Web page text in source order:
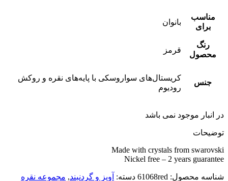
مناسب
برای
بانوان
رنگ
محصول
قرمز
جنس
کریستال‌های سواروسکی با پایه‌های نقره و روکش
رودیوم
در انبار موجود نمی باشد
توضیحات
Made with crystals from swarovski
Nickel free – 2 years guarantee
شناسه محصول: 61068red دسته: آویز و گردنبند, مجموعه نقره